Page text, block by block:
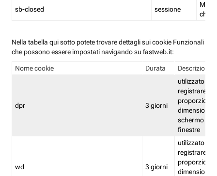
sb-closed sessione
Nella tabella qui sotto potete trovare dettagli sui cookie Funzionali
che possono essere impostati navigando su fastweb.it:
Nome cookie Durata Descrizione
dpr 3 giorni
utilizzato per
registrare le
proporzioni
dimensioni
schermo e
finestre
wd 3 giorni
utilizzato per
registrare le
proporzioni
dimensioni